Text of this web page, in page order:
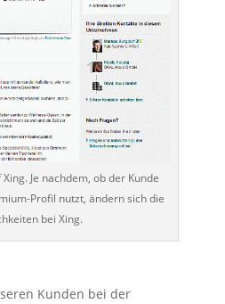
Je nachdem, ob der Kunde
Profil nutzt, ändern sich die
bei Xing.
Kunden bei der